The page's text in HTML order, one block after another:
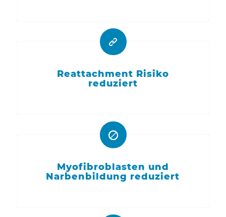
Reattachment Risiko
reduziert
Myofibroblasten und
Narbenbildung reduziert